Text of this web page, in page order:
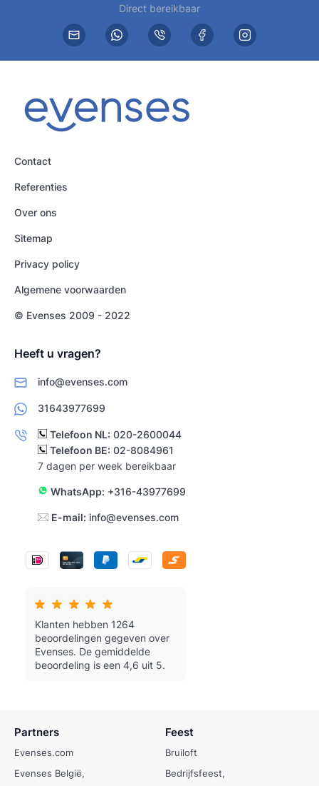
Direct bereikbaar
Contact
Referenties
Over ons
Sitemap
Privacy policy
Algemene voorwaarden
© Evenses 2009 - 2022
Heeft u vragen?
info@evenses.com
31643977699
Telefoon NL: 020-2600044
Telefoon BE: 02-8084961
7 dagen per week bereikbaar
WhatsApp: +316-43977699
E-mail: info@evenses.com
Klanten hebben 1264
beoordelingen gegeven over
Evenses. De gemiddelde
beoordeling is een 4,6 uit 5.
Partners
Evenses.com
Evenses België
Feest
Bruiloft
Bedrijfsfeest